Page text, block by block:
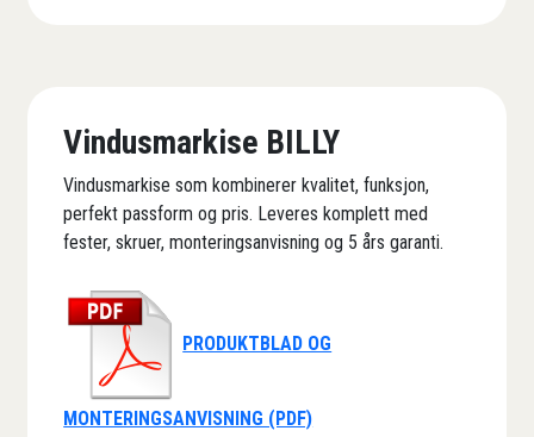
Vindusmarkise BILLY
Vindusmarkise som kombinerer kvalitet, funksjon,
perfekt passform og pris. Leveres komplett med
fester, skruer, monteringsanvisning og 5 års garanti.
PRODUKTBLAD OG
MONTERINGSANVISNING (PDF)